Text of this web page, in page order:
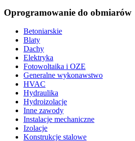
Oprogramowanie do obmiarów
Betoniarskie
Blaty
Dachy
Elektryka
Fotowoltaika i OZE
Generalne wykonawstwo
HVAC
Hydraulika
Hydroizolacje
Inne zawody
Instalacje mechaniczne
Izolacje
Konstrukcje stalowe